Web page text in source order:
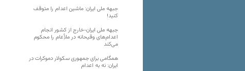
جبهه ملی ایران: ماشین اعدام را متوقف
کنید!
جبهه ملی ایران-خارج از کشور انجام
اعدام‌های وقیحانه در ملأِعام را محکوم
می‌کند
همگامی برای جمهوری سکولار دموکرات در
ایران: نه به اعدام